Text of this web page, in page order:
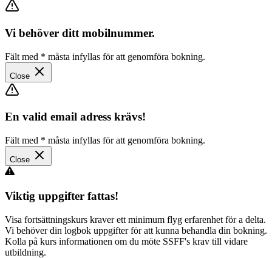
Vi behöver ditt mobilnummer.
Fält med * måsta infyllas för att genomföra bokning.
Close
En valid email adress krävs!
Fält med * måsta infyllas för att genomföra bokning.
Close
Viktig uppgifter fattas!
Visa fortsättningskurs kraver ett minimum flyg erfarenhet för a delta.
Vi behöver din logbok uppgifter för att kunna behandla din bokning.
Kolla på kurs informationen om du möte SSFF's krav till vidare
utbildning.